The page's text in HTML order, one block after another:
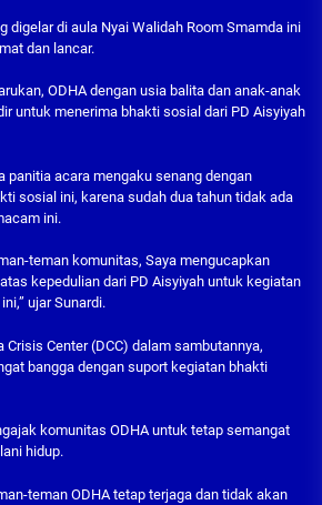
digelar di aula Nyai Walidah Room Smamda ini
dan lancar.
ODHA dengan usia balita dan anak-anak
untuk menerima bhakti sosial dari PD Aisyiyah
panitia acara mengaku senang dengan
sosial ini, karena sudah dua tahun tidak ada
ini.
teman komunitas, Saya mengucapkan
kepedulian dari PD Aisyiyah untuk kegiatan
ujar Sunardi.
Crisis Center (DCC) dalam sambutannya,
bangga dengan suport kegiatan bhakti
komunitas ODHA untuk tetap semangat
hidup.
teman ODHA tetap terjaga dan tidak akan